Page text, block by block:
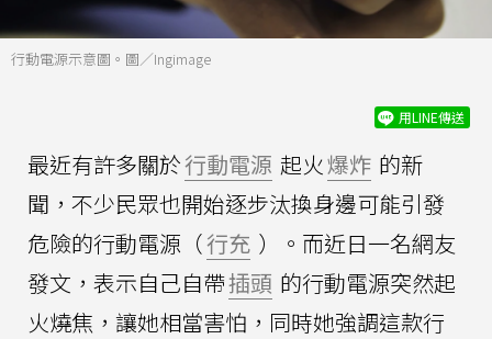
行動電源示意圖。圖／Ingimage
用LINE傳送
最近有許多關於行動電源 起火爆炸 的新
聞，不少民眾也開始逐步汰換身邊可能引發
危險的行動電源（行充 ）。而近日一名網友
發文，表示自己自帶插頭 的行動電源突然起
火燒焦，讓她相當害怕，同時她強調這款行